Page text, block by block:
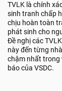
TVLK là chính
sinh tranh chấp
chịu hoàn toàn
phát sinh cho
Đề nghị các
này đến từng
chậm nhất trong
báo của VSDC.